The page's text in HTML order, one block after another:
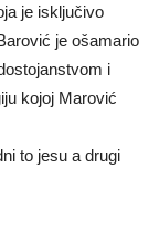
je isključivo
je ošamario
i
kojoj Marović
to jesu a drugi